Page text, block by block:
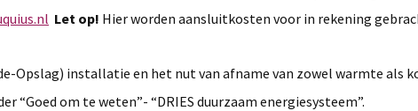
Let op! Hier worden aansluitkosten voor in rekening
Opslag) installatie en het nut van afname van zowel warmte als
“Goed om te weten”- “DRIES duurzaam energiesysteem”.